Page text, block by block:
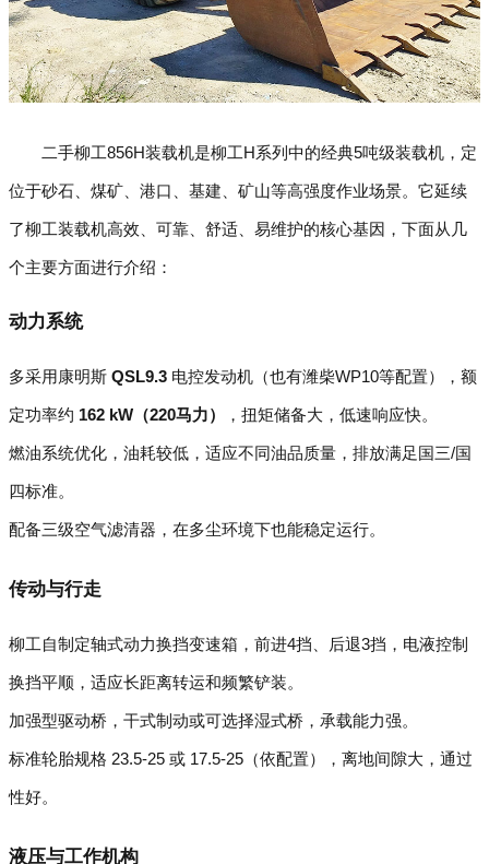
二手柳工856H装载机是柳工H系列中的经典5吨级装载机，定
位于砂石、煤矿、港口、基建、矿山等高强度作业场景。它延续
了柳工装载机高效、可靠、舒适、易维护的核心基因，下面从几
个主要方面进行介绍：
动力系统
多采用康明斯 QSL9.3 电控发动机（也有潍柴WP10等配置），额
定功率约 162 kW（220马力） ，扭矩储备大，低速响应快。
燃油系统优化，油耗较低，适应不同油品质量，排放满足国三/国
四标准。
配备三级空气滤清器，在多尘环境下也能稳定运行。
传动与行走
柳工自制定轴式动力换挡变速箱，前进4挡、后退3挡，电液控制
换挡平顺，适应长距离转运和频繁铲装。
加强型驱动桥，干式制动或可选择湿式桥，承载能力强。
标准轮胎规格 23.5-25 或 17.5-25（依配置），离地间隙大，通过
性好。
液压与工作机构